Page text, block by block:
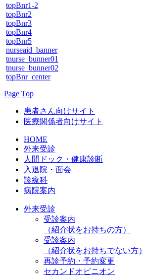
topBnr1-2
topBnr2
topBnr3
topBnr4
topBnr5
nurseaid_banner
tnurse_bunner01
tnurse_bunner02
topBnr_center
Page Top
患者さん向けサイト
医療関係者向けサイト
HOME
外来受診
人間ドック・健康診断
入退院・面会
診療科
病院案内
外来受診
受診案内
（紹介状をお持ちの方）
受診案内
（紹介状をお持ちでない方）
再診予約・予約変更
セカンドオピニオン